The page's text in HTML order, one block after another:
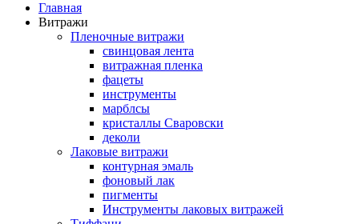
Главная
Витражи
Пленочные витражи
свинцовая лента
витражная пленка
фацеты
инструменты
марблсы
кристаллы Сваровски
деколи
Лаковые витражи
контурная эмаль
фоновый лак
пигменты
Инструменты лаковых витражей